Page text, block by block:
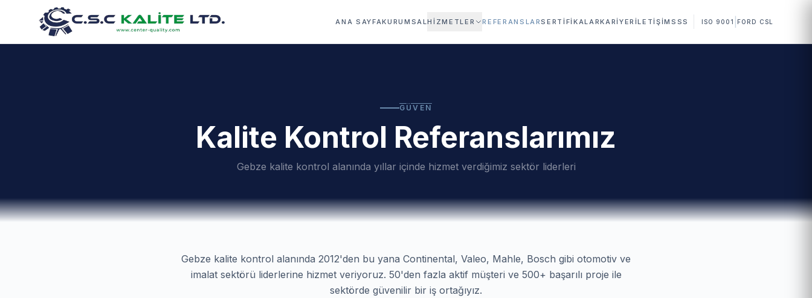
ANA SAYFAKURUMSALHIZMETLER REFERANSLARSERTIFIKALARKARIYER İLETIŞIMSSS ISO 9001 FORD CSL
GÜVEN
Kalite Kontrol Referanslarımız
Gebze kalite kontrol alanında yıllar içinde hizmet verdiğimiz sektör liderleri
Gebze kalite kontrol alanında 2012'den bu yana Continental, Valeo, Mahle, Bosch gibi otomotiv ve
imalat sektörü liderlerine hizmet veriyoruz. 50'den fazla aktif müşteri ve 500+ başarılı proje ile
sektörde güvenilir bir iş ortağıyız.